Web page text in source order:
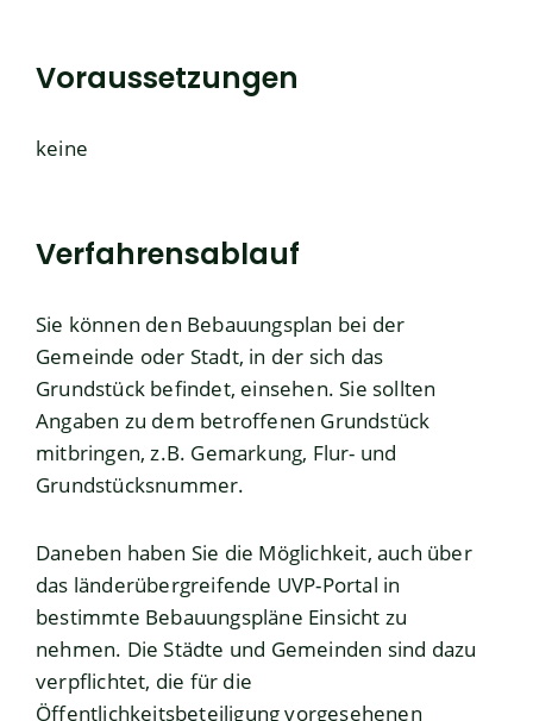
Voraussetzungen
keine
Verfahrensablauf
Sie können den Bebauungsplan bei der
Gemeinde oder Stadt, in der sich das
Grundstück befindet, einsehen. Sie sollten
Angaben zu dem betroffenen Grundstück
mitbringen, z.B. Gemarkung, Flur- und
Grundstücksnummer.
Daneben haben Sie die Möglichkeit, auch über
das länderübergreifende UVP-Portal in
bestimmte Bebauungspläne Einsicht zu
nehmen. Die Städte und Gemeinden sind dazu
verpflichtet, die für die
Öffentlichkeitsbeteiligung vorgesehenen